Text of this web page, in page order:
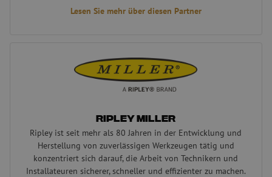
Lesen Sie mehr über diesen Partner
Ripley Miller
Ripley ist seit mehr als 80 Jahren in der Entwicklung und
Herstellung von zuverlässigen Werkzeugen tätig und
konzentriert sich darauf, die Arbeit von Technikern und
Installateuren sicherer, schneller und effizienter zu machen.